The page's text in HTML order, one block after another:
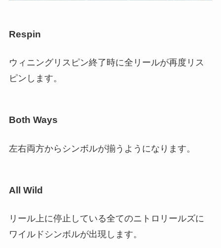
Respin
ウィニングリスピン終了時に全リールが再度リス
ピンします。
Both Ways
左右両方からシンボルが揃うようになります。
All Wild
リール上に停止している全てのニトロリールズに
ワイルドシンボルが出現します。